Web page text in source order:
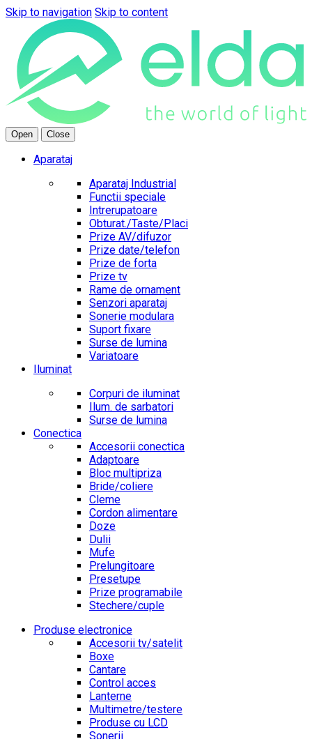
Skip to navigation Skip to content
Open Close
Aparataj
Aparataj Industrial
Functii speciale
Intrerupatoare
Obturat./Taste/Placi
Prize AV/difuzor
Prize date/telefon
Prize de forta
Prize tv
Rame de ornament
Senzori aparataj
Sonerie modulara
Suport fixare
Surse de lumina
Variatoare
Iluminat
Corpuri de iluminat
Ilum. de sarbatori
Surse de lumina
Conectica
Accesorii conectica
Adaptoare
Bloc multipriza
Bride/coliere
Cleme
Cordon alimentare
Doze
Dulii
Mufe
Prelungitoare
Presetupe
Prize programabile
Stechere/cuple
Produse electronice
Accesorii tv/satelit
Boxe
Cantare
Control acces
Lanterne
Multimetre/testere
Produse cu LCD
Sonerii